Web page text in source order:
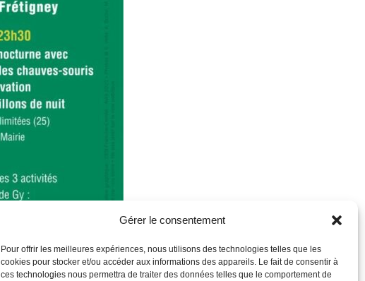
Gérer le consentement
Pour offrir les meilleures expériences, nous utilisons des technologies telles que les
cookies pour stocker et/ou accéder aux informations des appareils. Le fait de consentir à
ces technologies nous permettra de traiter des données telles que le comportement de